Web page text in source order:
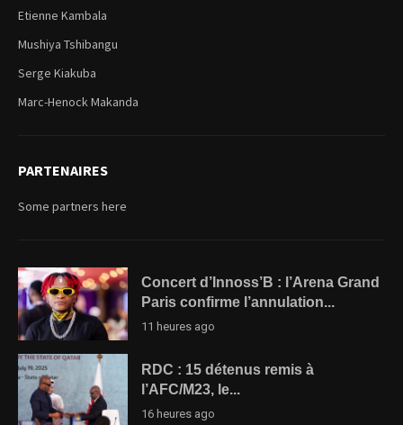
Etienne Kambala
Mushiya Tshibangu
Serge Kiakuba
Marc-Henock Makanda
PARTENAIRES
Some partners here
Concert d’Innoss’B : l’Arena Grand
Paris confirme l’annulation...
11 heures ago
RDC : 15 détenus remis à
l’AFC/M23, le...
16 heures ago